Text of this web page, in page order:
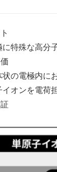
に特殊な高分
状の電極内
イオンを電荷